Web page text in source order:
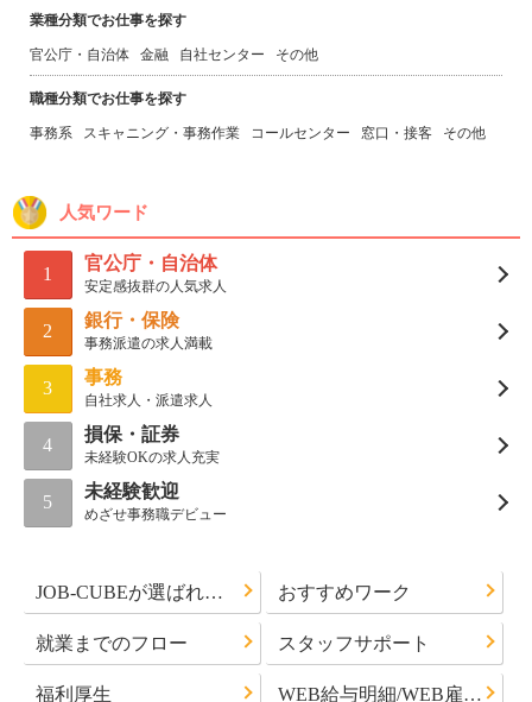
業種分類でお仕事を探す
官公庁・自治体 金融 自社センター その他
職種分類でお仕事を探す
事務系 スキャニング・事務作業 コールセンター 窓口・接客 その他
人気ワード
1
官公庁・自治体
安定感抜群の人気求人
2
銀行・保険
事務派遣の求人満載
3
事務
自社求人・派遣求人
4
損保・証券
未経験OKの求人充実
5
未経験歓迎
めざせ事務職デビュー
JOB-CUBEが選ばれる理由 おすすめワーク
就業までのフロー スタッフサポート
福利厚生 WEB給与明細/WEB雇用通知書について